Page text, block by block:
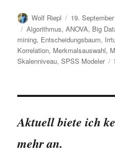
Autor
Wolf Riepl
Veröffentlicht
am
19.
Schlagwörter
Algorithmus,ANOVA, Big
mining, Entscheidungsbaum,
Korrelation, Merkmalsauswahl,
Skalenniveau,SPSS Modeler
Aktuell biete ich
mehr an.